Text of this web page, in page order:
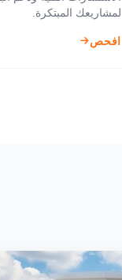
لمشاريعك المبتكرة.
افحص